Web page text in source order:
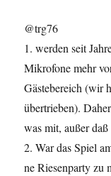
@trg76
1. werden seit
Mikrofone mehr
Gästebereich (wir
übertrieben).
was mit, außer
2. War das Spiel
ne Riesenparty zu